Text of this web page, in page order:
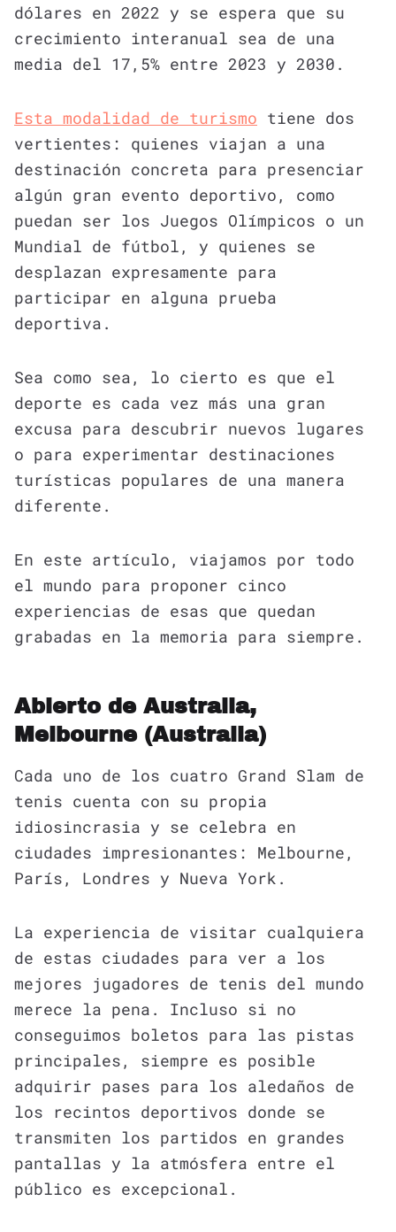
dólares en 2022 y se espera que su
crecimiento interanual sea de una
media del 17,5% entre 2023 y 2030.
Esta modalidad de turismo tiene dos
vertientes: quienes viajan a una
destinación concreta para presenciar
algún gran evento deportivo, como
puedan ser los Juegos Olímpicos o un
Mundial de fútbol, y quienes se
desplazan expresamente para
participar en alguna prueba
deportiva.
Sea como sea, lo cierto es que el
deporte es cada vez más una gran
excusa para descubrir nuevos lugares
o para experimentar destinaciones
turísticas populares de una manera
diferente.
En este artículo, viajamos por todo
el mundo para proponer cinco
experiencias de esas que quedan
grabadas en la memoria para siempre.
Abierto de Australia,
Melbourne (Australia)
Cada uno de los cuatro Grand Slam de
tenis cuenta con su propia
idiosincrasia y se celebra en
ciudades impresionantes: Melbourne,
París, Londres y Nueva York.
La experiencia de visitar cualquiera
de estas ciudades para ver a los
mejores jugadores de tenis del mundo
merece la pena. Incluso si no
conseguimos boletos para las pistas
principales, siempre es posible
adquirir pases para los aledaños de
los recintos deportivos donde se
transmiten los partidos en grandes
pantallas y la atmósfera entre el
público es excepcional.